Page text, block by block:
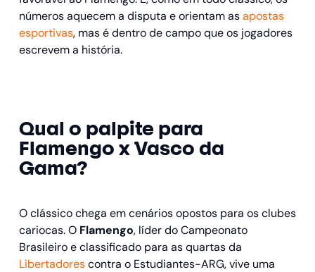
números aquecem a disputa e orientam asapostas
esportivas, mas é dentro de campo que os jogadores
escrevem a história.
Qual o palpite para
Flamengo x Vasco da
Gama?
O clássico chega em cenários opostos para os clubes
cariocas. O Flamengo, líder do Campeonato
Brasileiro e classificado para as quartas da
Libertadorescontra o Estudiantes-ARG, vive uma